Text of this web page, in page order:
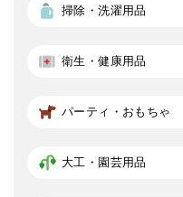
掃除・洗濯用品
衛生・健康用品
パーティ・おもちゃ
大工・園芸用品